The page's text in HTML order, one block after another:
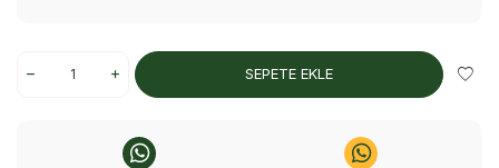
SEPETE EKLE